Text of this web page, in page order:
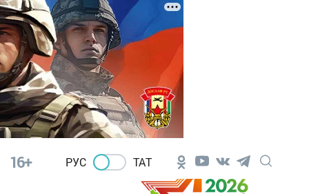
16+ РУС ТАТ